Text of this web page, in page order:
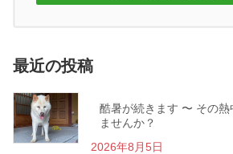
最近の投稿
酷暑が続きます 〜 その
ませんか？
2026年8月5日